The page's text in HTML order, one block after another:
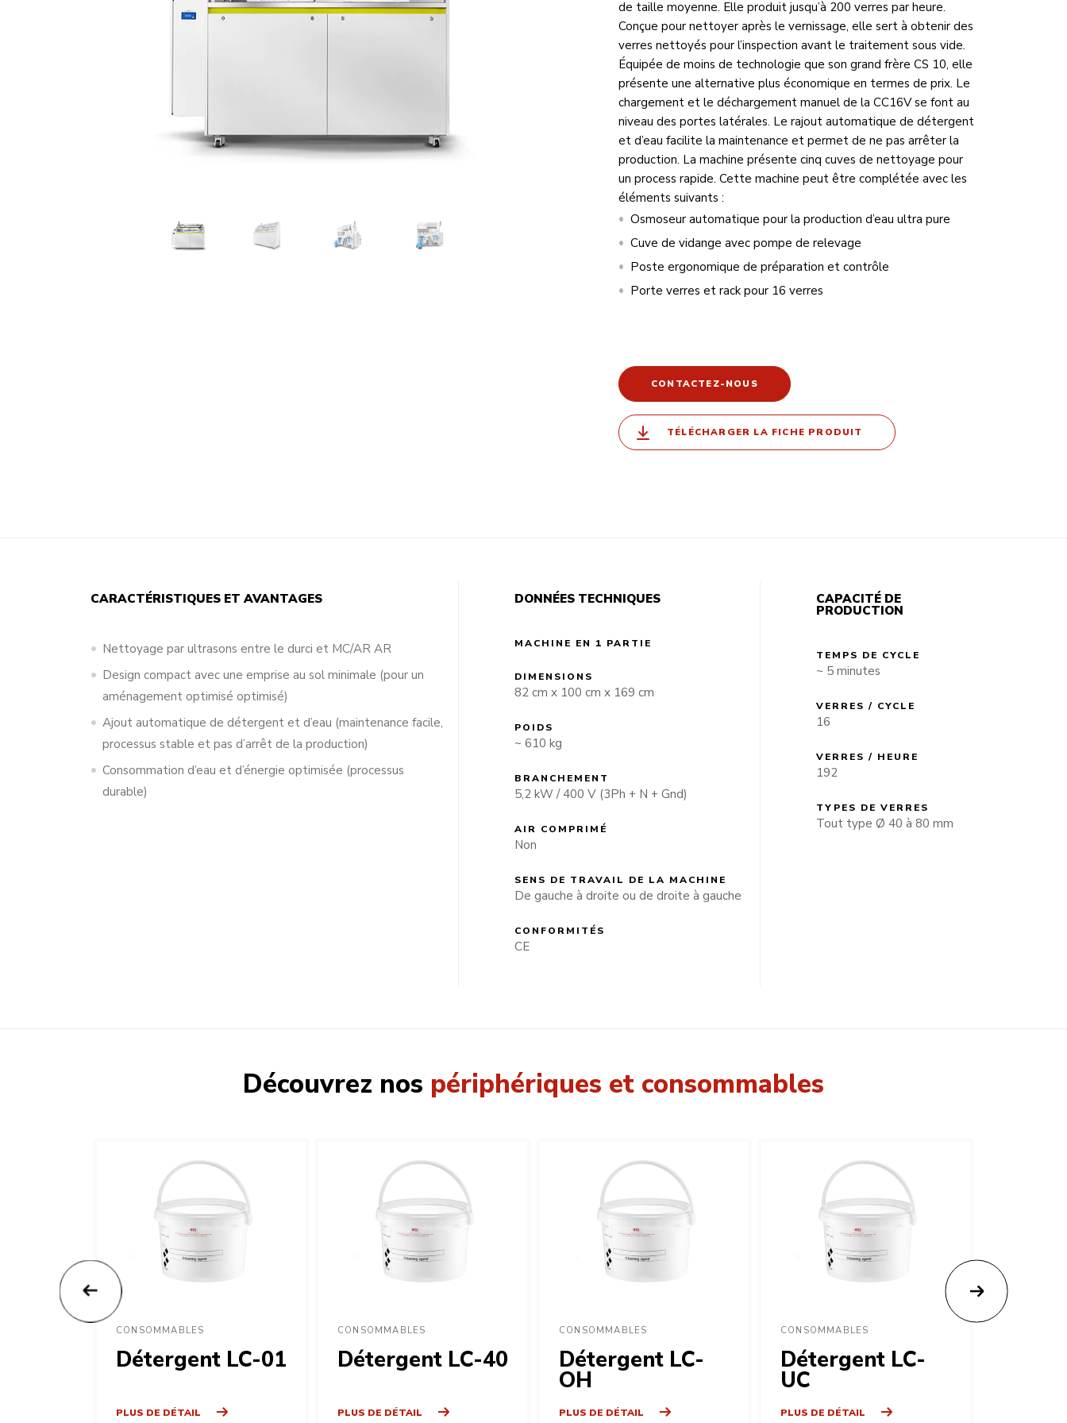
de taille moyenne. Elle produit jusqu’à 200 verres par heure.
Conçue pour nettoyer après le vernissage, elle sert à obtenir des
verres nettoyés pour l’inspection avant le traitement sous vide.
Équipée de moins de technologie que son grand frère CS 10, elle
présente une alternative plus économique en termes de prix. Le
chargement et le déchargement manuel de la CC16V se font au
niveau des portes latérales. Le rajout automatique de détergent
et d’eau facilite la maintenance et permet de ne pas arrêter la
production. La machine présente cinq cuves de nettoyage pour
un process rapide. Cette machine peut être complétée avec les
éléments suivants :
Osmoseur automatique pour la production d’eau ultra pure
Cuve de vidange avec pompe de relevage
Poste ergonomique de préparation et contrôle
Porte verres et rack pour 16 verres
CONTACTEZ-NOUS
TÉLÉCHARGER LA FICHE PRODUIT
CARACTÉRISTIQUES ET AVANTAGES
Nettoyage par ultrasons entre le durci et MC/AR AR
Design compact avec une emprise au sol minimale (pour un
aménagement optimisé optimisé)
Ajout automatique de détergent et d’eau (maintenance facile,
processus stable et pas d’arrêt de la production)
Consommation d’eau et d’énergie optimisée (processus
durable)
DONNÉES TECHNIQUES
MACHINE EN 1 PARTIE
DIMENSIONS
82 cm x 100 cm x 169 cm
POIDS
~ 610 kg
BRANCHEMENT
5,2 kW / 400 V (3Ph + N + Gnd)
AIR COMPRIMÉ
Non
SENS DE TRAVAIL DE LA MACHINE
De gauche à droite ou de droite à gauche
CONFORMITÉS
CE
CAPACITÉ DE
PRODUCTION
TEMPS DE CYCLE
~ 5 minutes
VERRES / CYCLE
16
VERRES / HEURE
192
TYPES DE VERRES
Tout type Ø 40 à 80 mm
Découvrez nos périphériques et consommables
CONSOMMABLES
Détergent LC-01
PLUS DE DÉTAIL
CONSOMMABLES
Détergent LC-40
PLUS DE DÉTAIL
CONSOMMABLES
Détergent LC-
OH
PLUS DE DÉTAIL
CONSOMMABLES
Détergent LC-
UC
PLUS DE DÉTAIL